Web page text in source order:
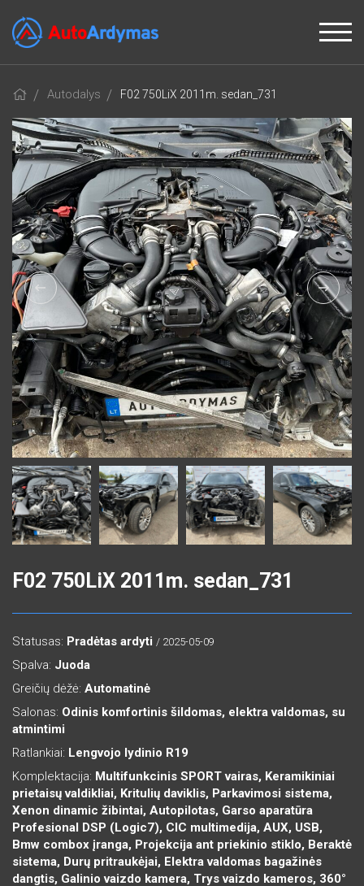
Autodalys F02 750LiX 2011m. sedan_731
F02 750LiX 2011m. sedan_731
Statusas: Pradėtas ardyti / 2025-05-09
Spalva: Juoda
Greičių dėžė: Automatinė
Salonas: Odinis komfortinis šildomas, elektra valdomas, su
atmintimi
Ratlankiai: Lengvojo lydinio R19
Komplektacija: Multifunkcinis SPORT vairas, Keramikiniai
prietaisų valdikliai, Kritulių daviklis, Parkavimosi sistema,
Xenon dinamic žibintai, Autopilotas, Garso aparatūra
Profesional DSP (Logic7), CIC multimedija, AUX, USB,
Bmw combox įranga, Projekcija ant priekinio stiklo, Beraktė
sistema, Durų pritraukėjai, Elektra valdomas bagažinės
dangtis, Galinio vaizdo kamera, Trys vaizdo kameros, 360°